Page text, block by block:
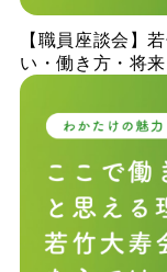
【職員座談会】
い・働き方・将